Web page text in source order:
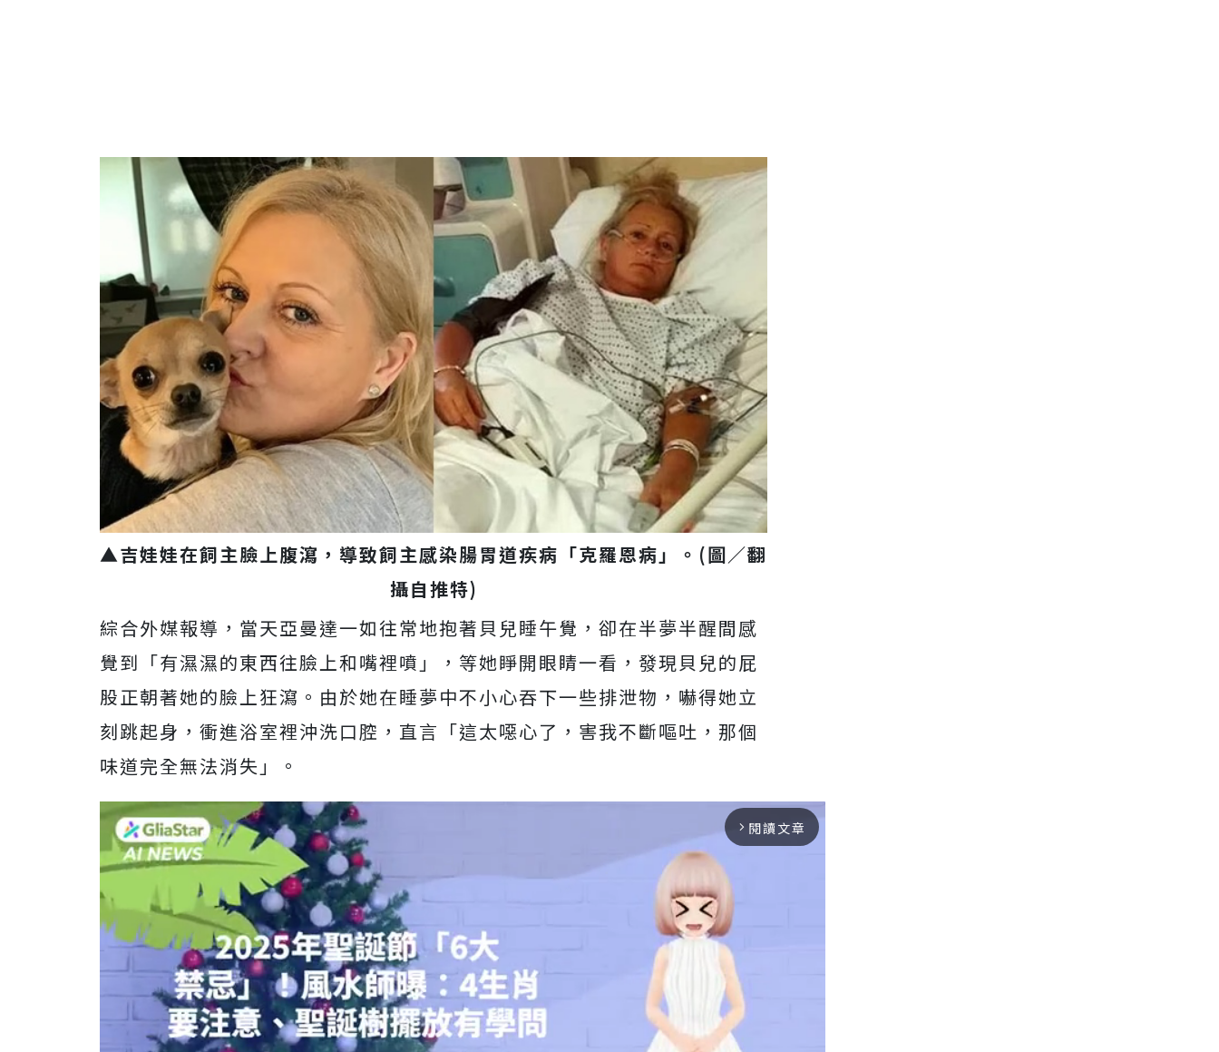
▲吉娃娃在飼主臉上腹瀉，導致飼主感染腸胃道疾病「克羅恩病」。(圖／翻
攝自推特)
綜合外媒報導，當天亞曼達一如往常地抱著貝兒睡午覺，卻在半夢半醒間感
覺到「有濕濕的東西往臉上和嘴裡噴」，等她睜開眼睛一看，發現貝兒的屁
股正朝著她的臉上狂瀉。由於她在睡夢中不小心吞下一些排泄物，嚇得她立
刻跳起身，衝進浴室裡沖洗口腔，直言「這太噁心了，害我不斷嘔吐，那個
味道完全無法消失」。
arrow_forward_ios 閱讀文章